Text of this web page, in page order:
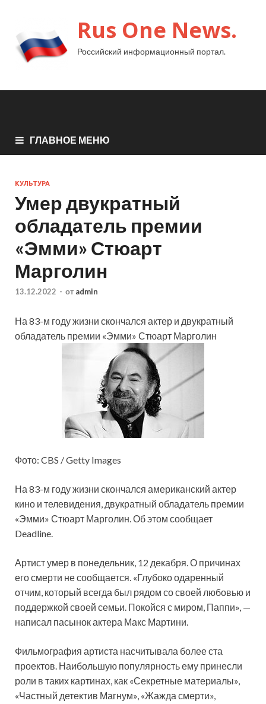
Rus One News.
Российский информационный портал.
ГЛАВНОЕ МЕНЮ
КУЛЬТУРА
Умер двукратный
обладатель премии
«Эмми» Стюарт
Марголин
13.12.2022 - от admin
На 83-м году жизни скончался актер и двукратный
обладатель премии «Эмми» Стюарт Марголин
Фото: CBS / Getty Images
На 83-м году жизни скончался американский актер
кино и телевидения, двукратный обладатель премии
«Эмми» Стюарт Марголин. Об этом сообщает
Deadline.
Артист умер в понедельник, 12 декабря. О причинах
его смерти не сообщается. «Глубоко одаренный
отчим, который всегда был рядом со своей любовью и
поддержкой своей семьи. Покойся с миром, Паппи», —
написал пасынок актера Макс Мартини.
Фильмография артиста насчитывала более ста
проектов. Наибольшую популярность ему принесли
роли в таких картинах, как «Секретные материалы»,
«Частный детектив Магнум», «Жажда смерти»,